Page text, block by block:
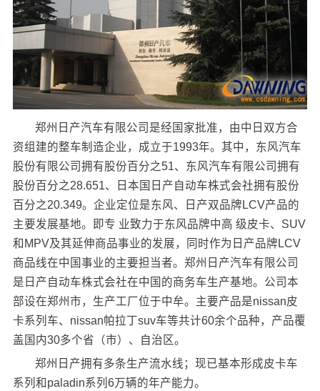
郑州日产汽车有限公司是经国家批准，由中日双方合
资组建的整车制造企业，成立于1993年。其中，东风汽车
股份有限公司拥有股份百分之51、东风汽车有限公司拥有
股份百分之28.651、日本国日产自动车株式会社拥有股份
百分之20.349。企业定位是东风、日产双品牌LCV产品的
主要发展基地。即专 业致力于东风品牌中高 级皮卡、SUV
和MPV及其延伸商品事业的发展，同时作为日产品牌LCV
商品线在中国事业的主要担当者。郑州日产汽车有限公司
是日产自动车株式会社在中国的商务车生产基地。公司本
部设在郑州市，生产工厂位于中牟。主要产品是nissan皮
卡系列车、nissan帕拉丁suv车等共计60余个品种，产品覆
盖国内30多个省（市）、自治区。
郑州日产拥有多条生产流水线；现已基本形成皮卡车
系列和paladin系列6万辆的年产能力。